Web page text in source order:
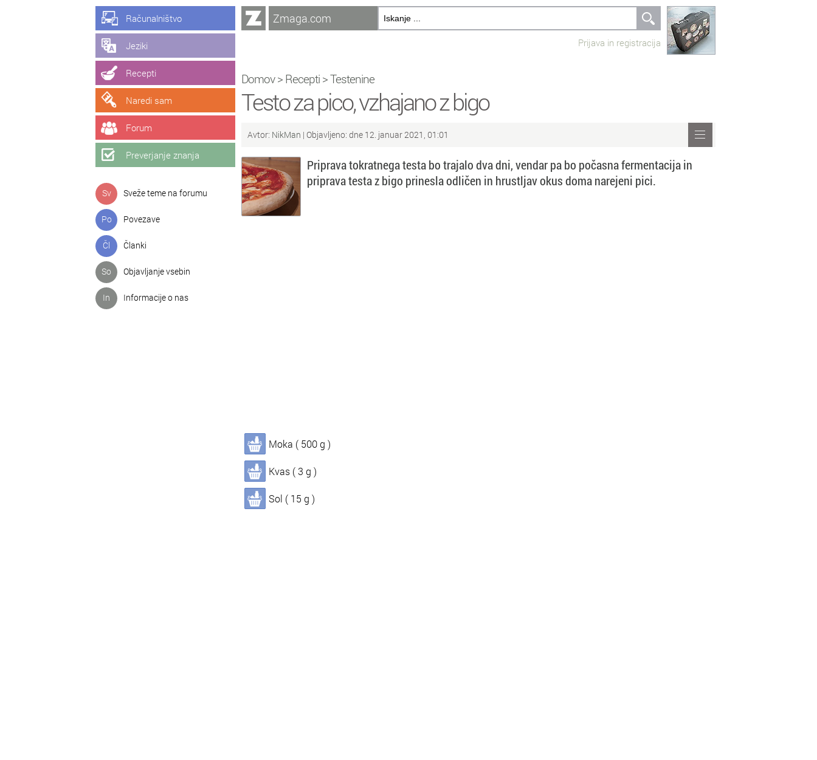
Računalništvo
Jeziki
Recepti
Naredi sam
Forum
Preverjanje znanja
Sv Sveže teme na forumu
Po Povezave
Čl Članki
So Objavljanje vsebin
In Informacije o nas
Zmaga.com
Prijava in registracija
Domov> Recepti >Testenine
Testo za pico, vzhajano z bigo
Avtor: NikMan | Objavljeno: dne 12. januar 2021, 01:01
Priprava tokratnega testa bo trajalo dva dni, vendar pa bo počasna fermentacija in
priprava testa z bigo prinesla odličen in hrustljav okus doma narejeni pici.
Moka ( 500 g )
Kvas ( 3 g )
Sol ( 15 g )